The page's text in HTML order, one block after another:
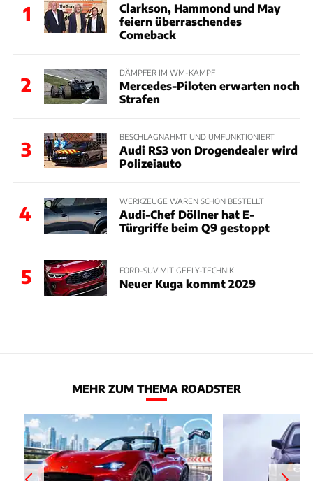
1
Clarkson, Hammond und May
feiern überraschendes
Comeback
2
DÄMPFER IM WM-KAMPF
Mercedes-Piloten erwarten noch
Strafen
3
BESCHLAGNAHMT UND UMFUNKTIONIERT
Audi RS3 von Drogendealer wird
Polizeiauto
4
WERKZEUGE WAREN SCHON BESTELLT
Audi-Chef Döllner hat E-
Türgriffe beim Q9 gestoppt
5 FORD-SUV MIT GEELY-TECHNIK
Neuer Kuga kommt 2029
MEHR ZUM THEMA ROADSTER